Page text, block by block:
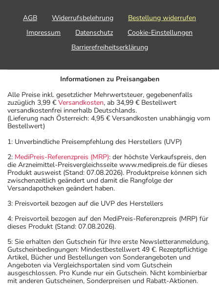
Für die Information an dieser Stelle werden vor allem
einem von 1.000 behandelten Patienten auftreten.
Dosierung
Text Personen Einzeldosis
Allgemeine
Dosierungsempfehlung:
Erwachsene 1 Kapsel 2-3 mal
Anwendungshinweise
Die Gesamtdosis sollte nicht ohne Rücksprache mit
Art der Anwendung?
Nehmen Sie das Arzneimittel mit Flüssigkeit (z.B. 1 Glas
Wasser) ein.
Dauer der Anwendung?
Die Anwendungsdauer richtet sich nach Art der
AGB Widerrufsbelehrung
Bestellung widerrufen
Impressum
Datenschutz
Cookie-Einstellungen
Barrierefreiheitserklärung
Informationen zu Preisangaben
Alle Preise inkl. gesetzlicher Mehrwertsteuer, gegebenenfalls
zuzüglich 3,99 € Versandkosten, ab 34,99 € Bestellwert
versandkostenfrei innerhalb Deutschlands.
(Lieferung nach Österreich: 4,95 € Versandkosten unabhängig vom
Bestellwert)
1: Unverbindliche Preisempfehlung des Herstellers (UVP)
2: MediPreis-Referenzpreis (MRP): der höchste Verkaufspreis, den
die Arzneimittel-Preisvergleichsseite www.medipreis.de für dieses
Produkt ausweist (Stand: 07.08.2026). Produktpreise können sich
zwischenzeitlich geändert und damit die Rangfolge der
Versandapotheken geändert haben.
3: Preisvorteil bezogen auf die UVP des Herstellers
4: Preisvorteil bezogen auf den MediPreis-Referenzpreis (MRP) für
dieses Produkt (Stand: 07.08.2026).
5: Sie erhalten den Gutschein für Ihre erste Newsletteranmeldung.
Gutscheinbedingungen: Mindestbestellwert 49 €. Rezeptpflichtige
Artikel, Bücher und Bestellungen von Sonderangeboten und
Angeboten via Vergleichsportalen sind vom Gutschein
ausgeschlossen. Pro Kunde nur ein Gutschein. Nicht kombinierbar
mit anderen Gutscheinen, Sonderpreisen und Rabatt-Aktionen.